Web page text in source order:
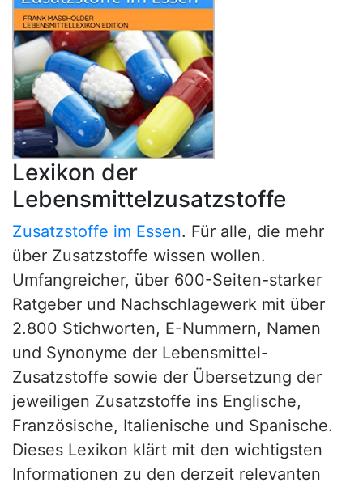
Lexikon der
Lebensmittelzusatzstoffe
Zusatzstoffe im Essen. Für alle, die mehr
über Zusatzstoffe wissen wollen.
Umfangreicher, über 600-Seiten-starker
Ratgeber und Nachschlagewerk mit über
2.800 Stichworten, E-Nummern, Namen
und Synonyme der Lebensmittel-
Zusatzstoffe sowie der Übersetzung der
jeweiligen Zusatzstoffe ins Englische,
Französische, Italienische und Spanische.
Dieses Lexikon klärt mit den wichtigsten
Informationen zu den derzeit relevanten